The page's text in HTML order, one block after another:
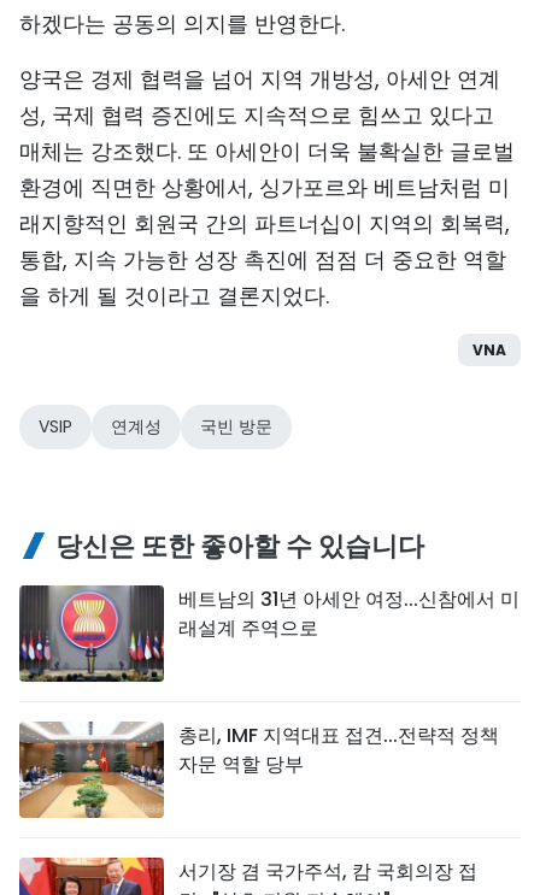
하겠다는 공동의 의지를 반영한다.
양국은 경제 협력을 넘어 지역 개방성, 아세안 연계
성, 국제 협력 증진에도 지속적으로 힘쓰고 있다고
매체는 강조했다. 또 아세안이 더욱 불확실한 글로벌
환경에 직면한 상황에서, 싱가포르와 베트남처럼 미
래지향적인 회원국 간의 파트너십이 지역의 회복력,
통합, 지속 가능한 성장 촉진에 점점 더 중요한 역할
을 하게 될 것이라고 결론지었다.
VNA
VSIP 연계성 국빈 방문
당신은 또한 좋아할 수 있습니다
베트남의 31년 아세안 여정...신참에서 미
래설계 주역으로
총리, IMF 지역대표 접견...전략적 정책
자문 역할 당부
서기장 겸 국가주석, 캄 국회의장 접